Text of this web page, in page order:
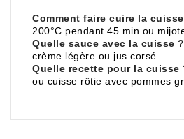
Comment faire cuire la
200°C pendant 45 min ou
Quelle sauce avec la cuisse ?
crème légère ou jus corsé.
Quelle recette pour la cuisse
ou cuisse rôtie avec pommes